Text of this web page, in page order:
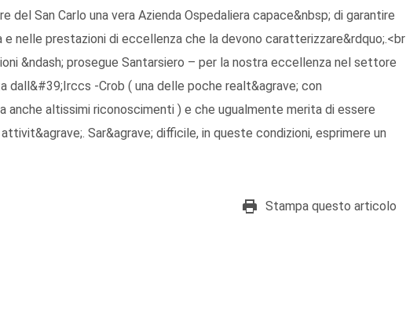
del San Carlo una vera Azienda Ospedaliera capace&nbsp; di garantire
nelle prestazioni di eccellenza che la devono caratterizzare&rdquo;.<br
&ndash; prosegue Santarsiero – per la nostra eccellenza nel settore
dall&#39;Irccs -Crob ( una delle poche realt&agrave; con
anche altissimi riconoscimenti ) e che ugualmente merita di essere
Sar&agrave; difficile, in queste condizioni, esprimere un
Stampa questo articolo